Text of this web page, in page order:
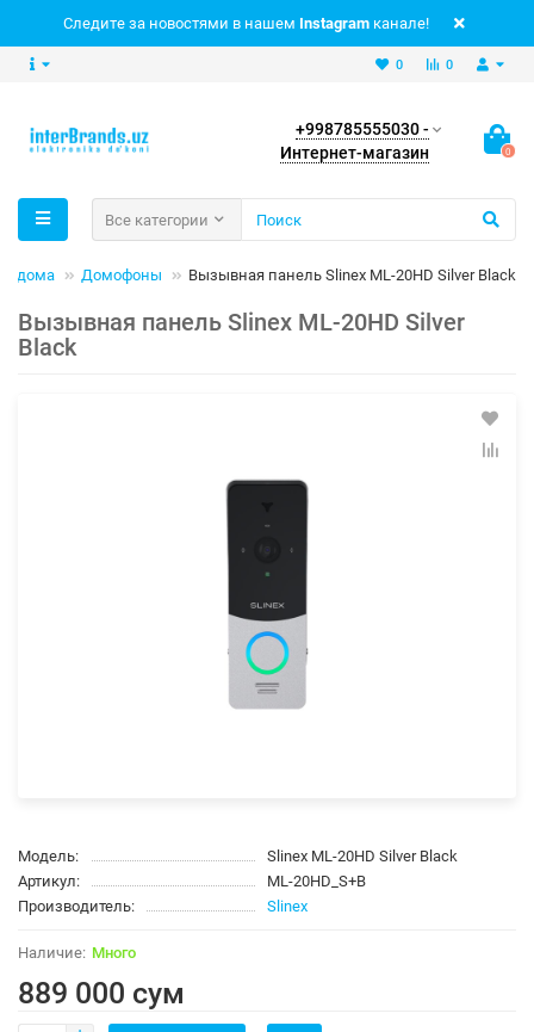
Следите за новостями в нашем Instagram канале!
0
0
+998785555030 -
Интернет-магазин
0
Все категории
дома Домофоны Вызывная панель Slinex ML-20HD Silver Black
Вызывная панель Slinex ML-20HD Silver
Black
Модель:
Slinex ML-20HD Silver Black
Артикул:
ML-20HD_S+B
Производитель:
Slinex
Много
889 000 сум